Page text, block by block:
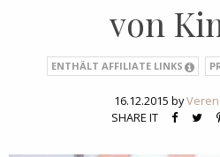
von
ENTHÄLT AFFILIATE LINKS
16.12.2015 by
SHARE IT